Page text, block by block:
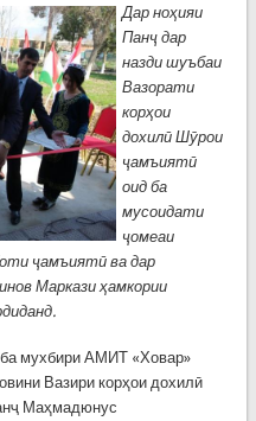
Дар ноҳияи
Панҷ дар
назди шуъбаи
Вазорати
корҳои
дохилӣ Шӯрои
ҷамъиятӣ
оид ба
мусоидати
ҷомеаи
ҷамъиятӣ ва дар
Маркази ҳамкории
ба мухбири АМИТ «Ховар»
Вазири корҳои дохилӣ
Маҳмадюнус